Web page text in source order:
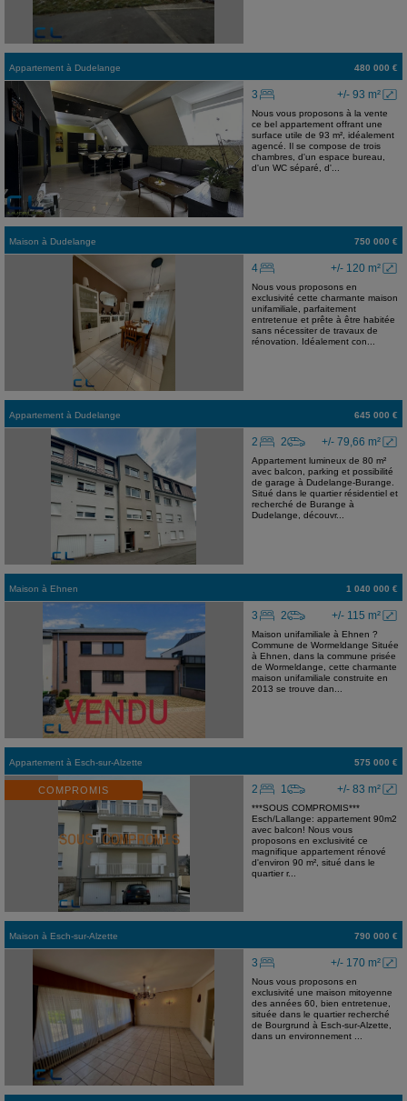
Appartement à Dudelange 480 000 €
+/- 93 m²
3
Nous vous proposons à la vente
ce bel appartement offrant une
surface utile de 93 m², idéalement
agencé. Il se compose de trois
chambres, d'un espace bureau,
d'un WC séparé, d'...
Maison à Dudelange 750 000 €
+/- 120 m²
4
Nous vous proposons en
exclusivité cette charmante maison
unifamiliale, parfaitement
entretenue et prête à être habitée
sans nécessiter de travaux de
rénovation. Idéalement con...
Appartement à Dudelange 645 000 €
+/- 79,66 m²
2 2
Appartement lumineux de 80 m²
avec balcon, parking et possibilité
de garage à Dudelange-Burange.
Situé dans le quartier résidentiel et
recherché de Burange à
Dudelange, découvr...
Maison à Ehnen 1 040 000 €
+/- 115 m²
3 2
Maison unifamiliale à Ehnen ?
Commune de Wormeldange Située
à Ehnen, dans la commune prisée
de Wormeldange, cette charmante
maison unifamiliale construite en
2013 se trouve dan...
Appartement à Esch-sur-Alzette 575 000 €
COMPROMIS +/- 83 m²
2 1
***SOUS COMPROMIS***
Esch/Lallange: appartement 90m2
avec balcon! Nous vous
proposons en exclusivité ce
magnifique appartement rénové
d'environ 90 m², situé dans le
quartier r...
Maison à Esch-sur-Alzette 790 000 €
+/- 170 m²
3
Nous vous proposons en
exclusivité une maison mitoyenne
des années 60, bien entretenue,
située dans le quartier recherché
de Bourgrund à Esch-sur-Alzette,
dans un environnement ...